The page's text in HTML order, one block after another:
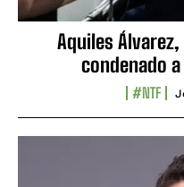
Aquiles
condenado
#NTF